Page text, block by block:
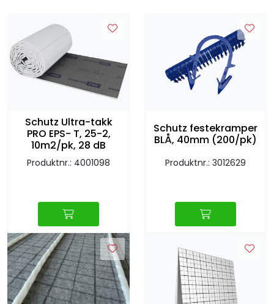
Schutz Ultra-takk
PRO EPS- T, 25-2,
10m2/pk, 28 dB
Produktnr.: 4001098
Schutz festekramper
BLÅ, 40mm (200/pk)
Produktnr.: 3012629